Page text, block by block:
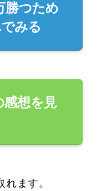
勝つため
みる
感想を見
ます。